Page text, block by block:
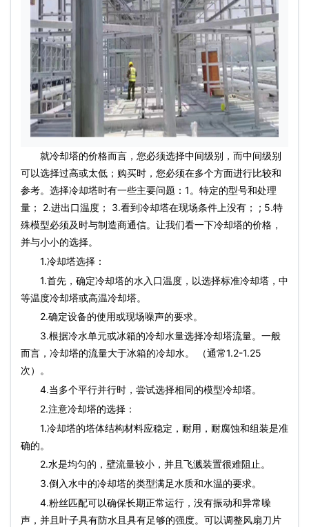
就冷却塔的价格而言，您必须选择中间级别，而中间级别
可以选择过高或太低；购买时，您必须在多个方面进行比较和
参考。选择冷却塔时有一些主要问题：1。特定的型号和处理
量； 2.进出口温度； 3.看到冷却塔在现场条件上没有； ; 5.特
殊模型必须及时与制造商通信。让我们看一下冷却塔的价格，
并与小小的选择。
1.冷却塔选择：
1.首先，确定冷却塔的水入口温度，以选择标准冷却塔，中
等温度冷却塔或高温冷却塔。
2.确定设备的使用或现场噪声的要求。
3.根据冷水单元或冰箱的冷却水量选择冷却塔流量。一般
而言，冷却塔的流量大于冰箱的冷却水。 （通常1.2-1.25
次）。
4.当多个平行并行时，尝试选择相同的模型冷却塔。
2.注意冷却塔的选择：
1.冷却塔的塔体结构材料应稳定，耐用，耐腐蚀和组装是准
确的。
2.水是均匀的，壁流量较小，并且飞溅装置很难阻止。
3.倒入水中的冷却塔的类型满足水质和水温的要求。
4.粉丝匹配可以确保长期正常运行，没有振动和异常噪
声，并且叶子具有防水且具有足够的强度。可以调整风扇刀片